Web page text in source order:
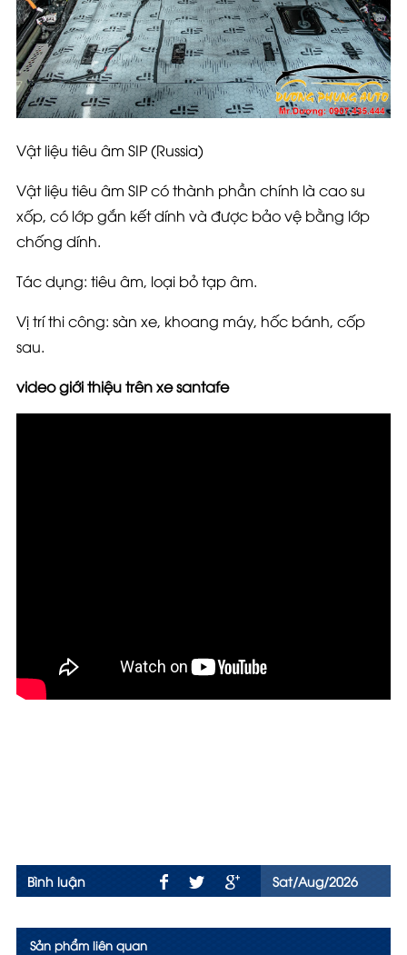
Vật liệu tiêu âm SIP (Russia)
Vật liệu tiêu âm SIP có thành phần chính là cao su
xốp, có lớp gắn kết dính và được bảo vệ bằng lớp
chống dính.
Tác dụng: tiêu âm, loại bỏ tạp âm.
Vị trí thi công: sàn xe, khoang máy, hốc bánh, cốp
sau.
video giới thiệu trên xe santafe
Bình luận Sat/Aug/2026
Sản phẩm liên quan